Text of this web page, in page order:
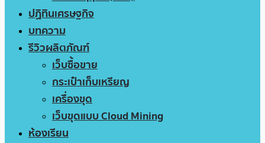
ปฏิทินเศรษฐกิจ
บทความ
รีวิวผลิตภัณฑ์
เว็บซื้อขาย
กระเป๋าเก็บเหรียญ
เครื่องขุด
เว็บขุดแบบ Cloud Mining
ห้องเรียน